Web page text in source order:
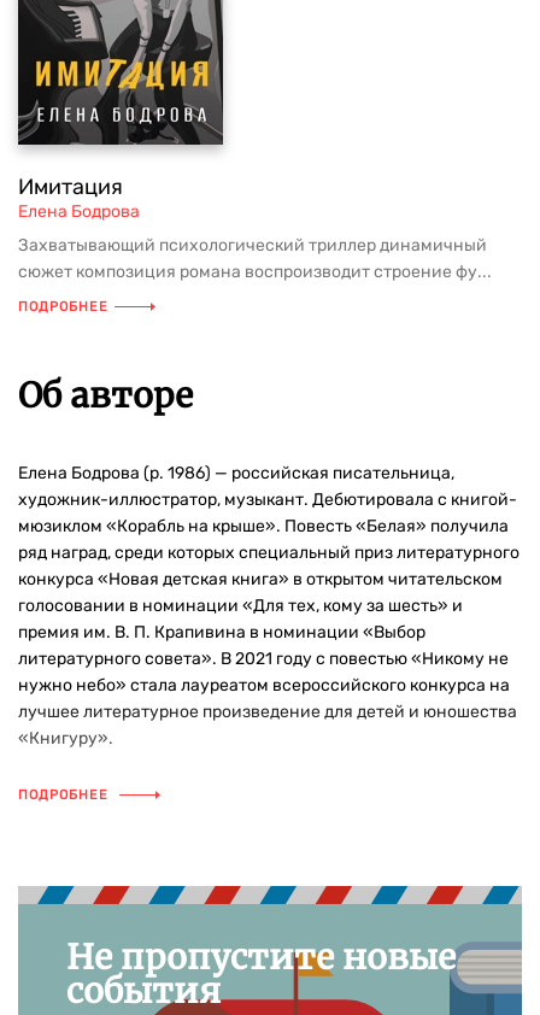
Имитация
Елена Бодрова
Захватывающий психологический триллер динамичный
сюжет композиция романа воспроизводит строение фу...
ПОДРОБНЕЕ
Об авторе
Елена Бодрова (р. 1986) — российская писательница,
художник-иллюстратор, музыкант. Дебютировала с книгой-
мюзиклом «Корабль на крыше». Повесть «Белая» получила
ряд наград, среди которых специальный приз литературного
конкурса «Новая детская книга» в открытом читательском
голосовании в номинации «Для тех, кому за шесть» и
премия им. В. П. Крапивина в номинации «Выбор
литературного совета». В 2021 году с повестью «Никому не
нужно небо» стала лауреатом всероссийского конкурса на
лучшее литературное произведение для детей и юношества
«Книгуру».
ПОДРОБНЕЕ
Не пропустите новые
события